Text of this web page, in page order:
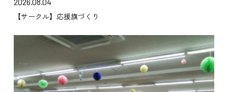
【サークル】応援旗づくり